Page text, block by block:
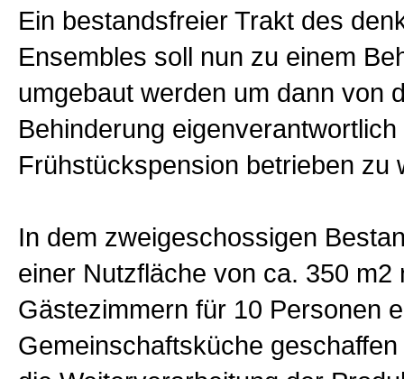
Ein bestandsfreier Trakt des
Ensembles soll nun zu einem
umgebaut werden um dann von
Behinderung eigenverantwortlich
Frühstückspension betrieben zu
In dem zweigeschossigen
einer Nutzfläche von ca. 350 m2
Gästezimmern für 10 Personen
Gemeinschaftsküche